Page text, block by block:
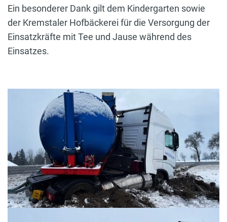
Ein besonderer Dank gilt dem Kindergarten sowie
der Kremstaler Hofbäckerei für die Versorgung der
Einsatzkräfte mit Tee und Jause während des
Einsatzes.